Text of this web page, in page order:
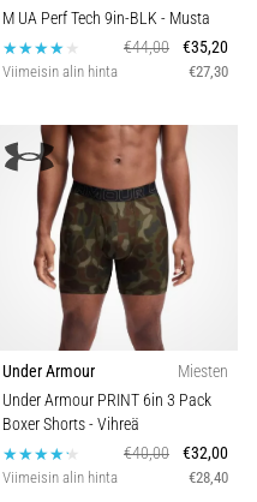
M UA Perf Tech 9in-BLK- Musta
€44,00
€35,20
Viimeisin alin hinta €27,30
Under Armour
Miesten
Under Armour PRINT 6in 3 Pack
Boxer Shorts- Vihreä
€40,00
€32,00
Viimeisin alin hinta €28,40